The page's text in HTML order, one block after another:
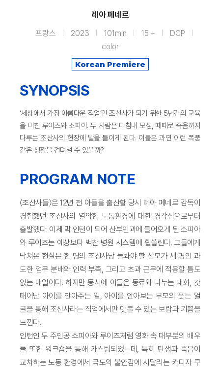
레아 페네르
프랑스 2023 101min 15 +
DCP
color
Korean Premiere
SYNOPSIS
‘세상에서 가장 아름다운 직업’인 조산사가 되기 위한 5년간의 교육
을 마친 루이즈와 소피아. 두 사람은 마침내 모성, 때때로 죽음까지
다루는 조산사의 현장에 발을 들이게 된다. 이들은 과연 이런 폭풍
같은 생활을 견뎌낼 수 있을까?
PROGRAM NOTE
〈조산사들〉은 12년 전 아들을 출산할 당시 레아 페네르 감독이
경험했던 조산사의 열악한 노동환경에 대한 경각심으로부터
출발했다. 이제 막 인턴이 되어 산부인과에 들어오게 된 소피아
와 루이즈는 예상보다 벅찬 병원 시스템에 휩쓸린다. 그들에게
닥쳐온 현실은 한 명의 조산사당 돌봐야 할 산모가 세 명인 과
도한 업무 분배와 인력 부족, 그리고 초과 근무에 적응할 틈도
없는 매일이다. 하지만 동시에 이들은 동료와 나누는 대화, 갓
태어난 아이를 안아주는 일, 아이를 안아보는 부모의 웃는 얼
굴을 통해 조산사라는 직업에서만 맛볼 수 있는 보람과 기쁨을
느낀다.
인턴인 두 주인공 소피아와 루이즈처럼 영화 속 대부분의 배우
들 또한 워크숍을 통해 캐스팅되었는데, 특히 탄생과 죽음이
교차하는 노동 환경에서 극도의 불안감에 시달리는 카디자 쿠